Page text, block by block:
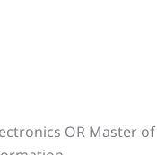
OR Master of